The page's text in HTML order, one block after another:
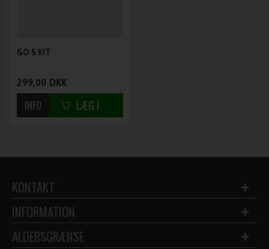
GO S KIT
299,00 DKK
KONTAKT
INFORMATION
ALDERSGRÆNSE